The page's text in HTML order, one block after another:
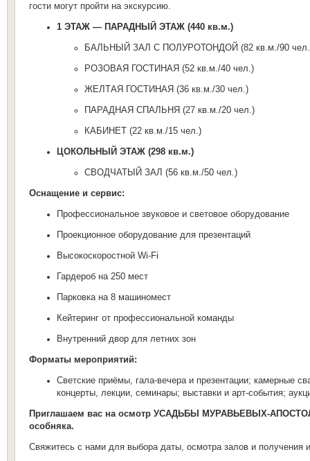
гости могут пройти на экскурсию.
1 ЭТАЖ — ПАРАДНЫЙ ЭТАЖ (440 кв.м.)
БАЛЬНЫЙ ЗАЛ С ПОЛУРОТОНДОЙ (82 кв.м./90
РОЗОВАЯ ГОСТИНАЯ (52 кв.м./40 чел.)
ЖЕЛТАЯ ГОСТИНАЯ (36 кв.м./30 чел.)
ПАРАДНАЯ СПАЛЬНЯ (27 кв.м./20 чел.)
КАБИНЕТ (22 кв.м./15 чел.)
ЦОКОЛЬНЫЙ ЭТАЖ (298 кв.м.)
СВОДЧАТЫЙ ЗАЛ (56 кв.м./50 чел.)
Оснащение и сервис:
Профессиональное звуковое и световое оборудование
Проекционное оборудование для презентаций
Высокоскоростной Wi-Fi
Гардероб на 250 мест
Парковка на 8 машиномест
Кейтеринг от профессиональной команды
Внутренний двор для летних зон
Форматы мероприятий:
Светские приёмы, гала-вечера и презентации; камерные
концерты, лекции, семинары; выставки и арт-события;
Приглашаем вас на осмотр УСАДЬБЫ МУРАВЬЕВЫХ-
особняка.
Свяжитесь с нами для выбора даты, осмотра залов и получения